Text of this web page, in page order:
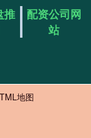
推
配资公司网
站
地图